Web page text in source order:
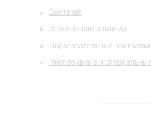
Выставки
Издания филармонии
Образовательные
Инклюзивные и